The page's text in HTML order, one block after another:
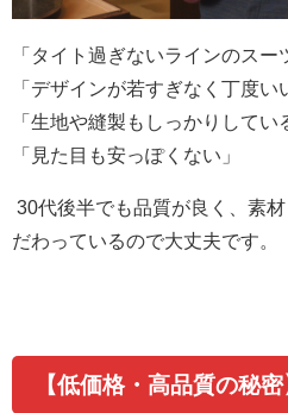
「タイト過ぎないラインのスー
「デザインが若すぎなく丁度い
「生地や縫製もしっかりしてい
「見た目も安っぽくない」
30代後半でも品質が良く、素
だわっているので大丈夫です。
【低価格・高品質の秘密